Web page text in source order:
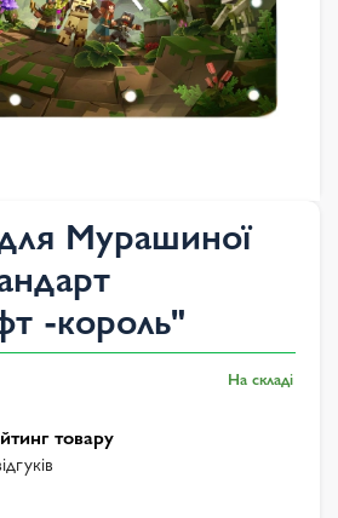
Мурашиної
-король"
На складі
товару